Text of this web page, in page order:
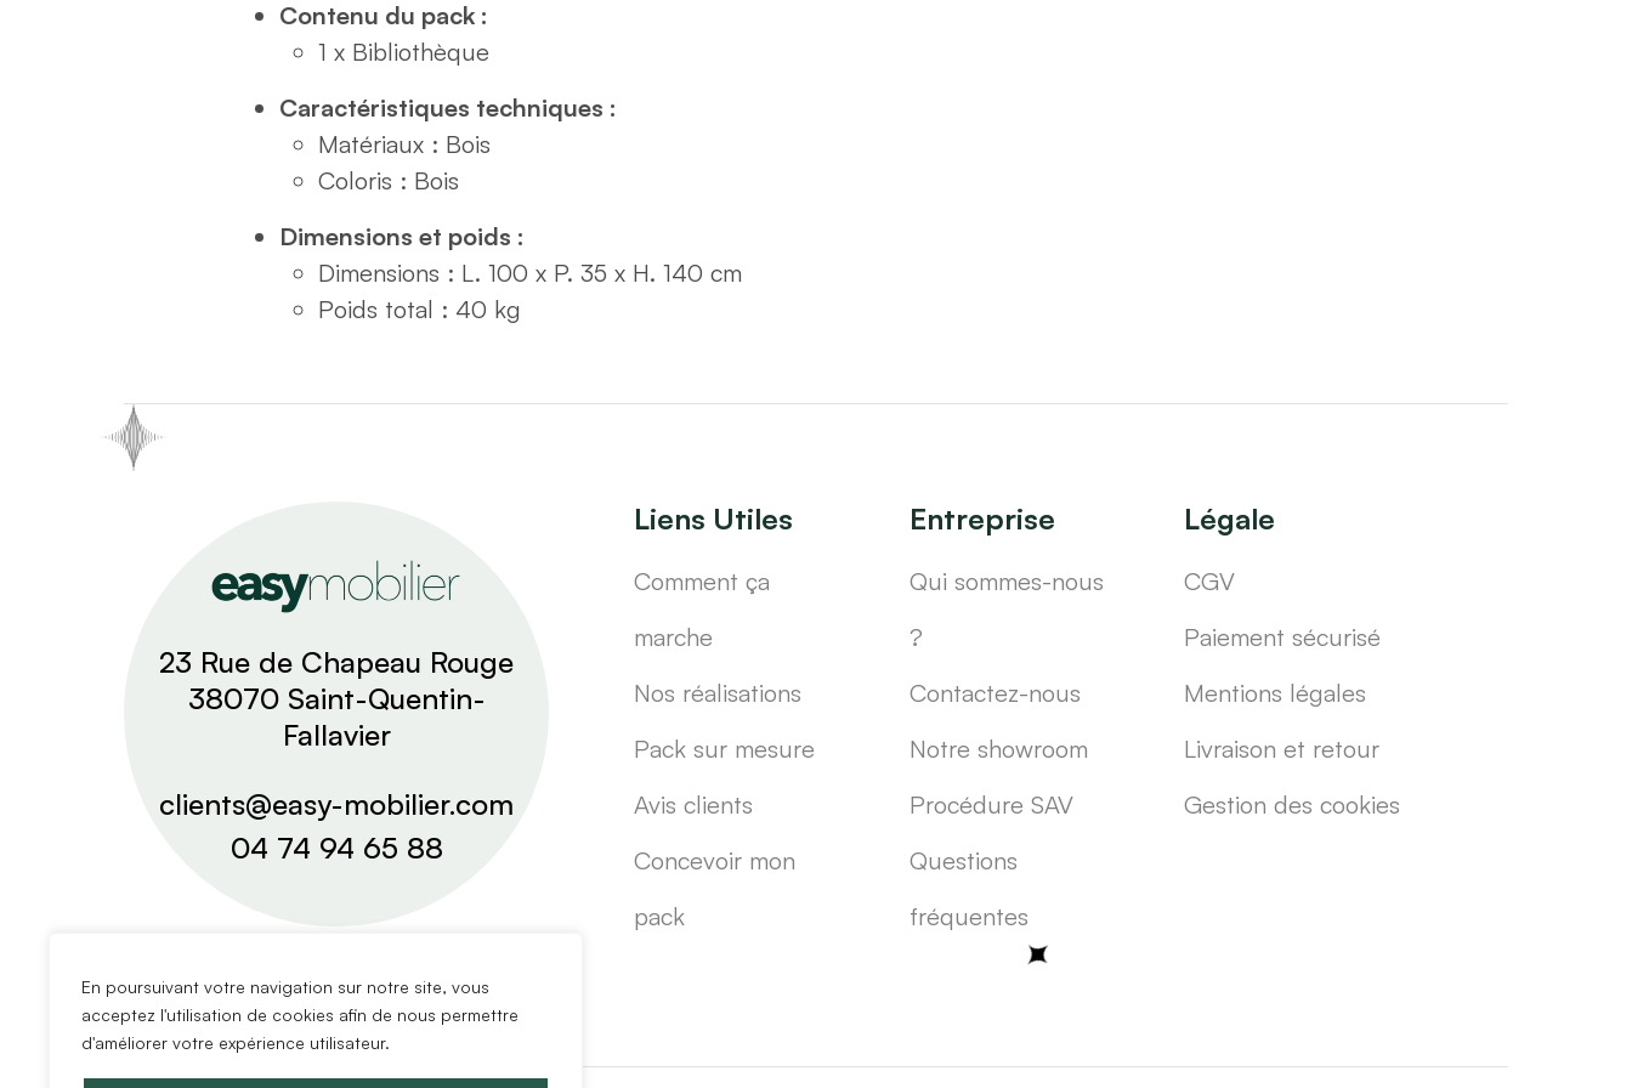
En poursuivant votre navigation sur notre site, vous
acceptez l'utilisation de cookies afin de nous permettre
d'améliorer votre expérience utilisateur.
Contenu du pack :
1 x Bibliothèque
Caractéristiques techniques :
Matériaux : Bois
Coloris : Bois
Dimensions et poids :
Dimensions : L. 100 x P. 35 x H. 140 cm
Poids total : 40 kg
23 Rue de Chapeau Rouge
38070 Saint-Quentin-
Fallavier
clients@easy-mobilier.com
04 74 94 65 88
Liens Utiles
Comment ça
marche
Nos réalisations
Pack sur mesure
Avis clients
Concevoir mon
pack
Entreprise
Qui sommes-nous
?
Contactez-nous
Notre showroom
Procédure SAV
Questions
fréquentes
Légale
CGV
Paiement sécurisé
Mentions légales
Livraison et retour
Gestion des cookies